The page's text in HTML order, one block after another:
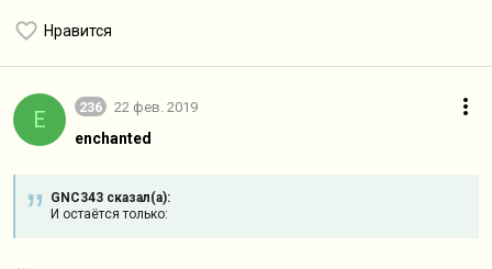
Нравится
E 236 22 фев. 2019
enchanted
GNC343 сказал(а):
И остаётся только: